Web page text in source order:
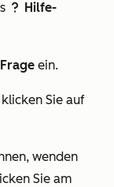
question Hilfe-
Frage ein.
Sie auf
wenden
Sie am